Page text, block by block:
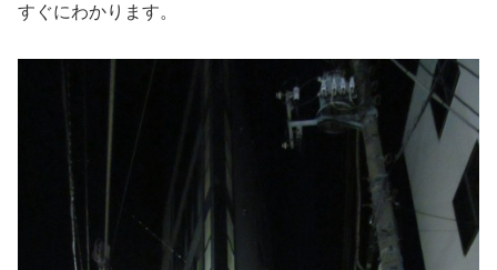
すぐにわかります。